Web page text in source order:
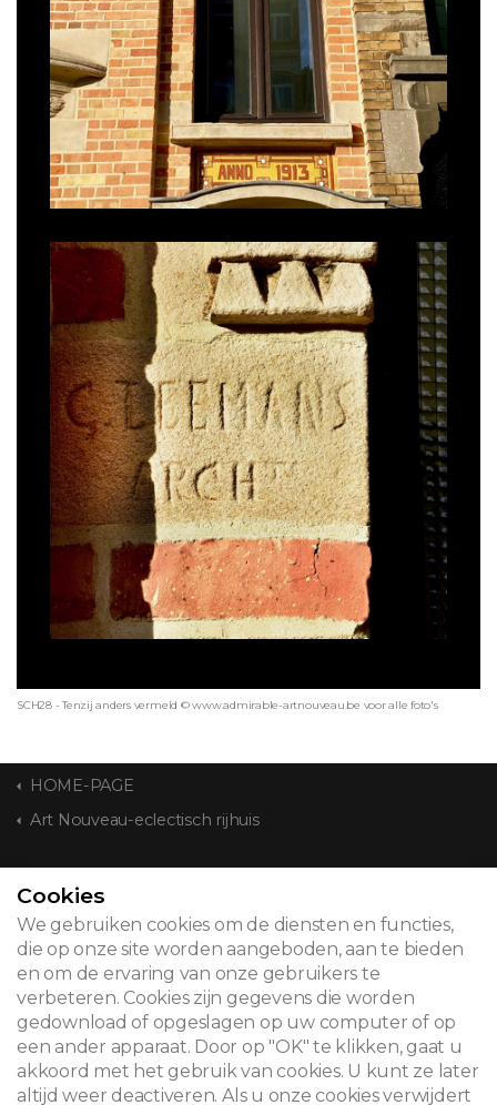
SCH28 - Tenzij anders vermeld © www.admirable-artnouveau.be voor alle foto's
HOME-PAGE
Art Nouveau-eclectisch rijhuis
CONTACT
© 2026
Juridische kennisgeving
Newsletter
Cookies
We gebruiken cookies om de diensten en functies,
die op onze site worden aangeboden, aan te bieden
en om de ervaring van onze gebruikers te
verbeteren. Cookies zijn gegevens die worden
gedownload of opgeslagen op uw computer of op
een ander apparaat. Door op "OK" te klikken, gaat u
akkoord met het gebruik van cookies. U kunt ze later
altijd weer deactiveren. Als u onze cookies verwijdert